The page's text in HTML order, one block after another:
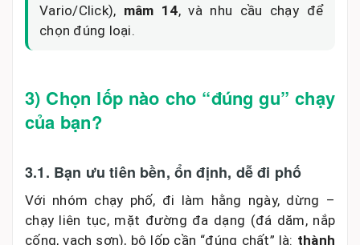
Vario/Click), mâm 14, và nhu cầu chạy để
chọn đúng loại.
3) Chọn lốp nào cho “đúng gu” chạy
của bạn?
3.1. Bạn ưu tiên bền, ổn định, dễ đi phố
Với nhóm chạy phố, đi làm hằng ngày, dừng –
chạy liên tục, mặt đường đa dạng (đá dăm, nắp
cống, vạch sơn), bộ lốp cần “đúng chất” là: thành